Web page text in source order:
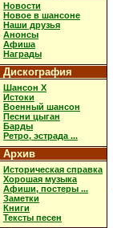
Новости
Новое в шансоне
Наши друзья
Анонсы
Афиша
Награды
Дискография
Шансон X
Истоки
Военный шансон
Песни цыган
Барды
Ретро, эстрада ...
Архив
Историческая справка
Хорошая музыка
Афиши, постеры ...
Заметки
Книги
Тексты песен